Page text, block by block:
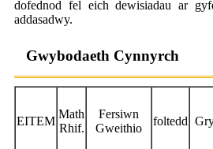
dofednod fel eich dewisiadau ar
addasadwy.
Gwybodaeth Cynnyrch
EITEM
Math
Rhif.
Fersiwn
Gweithio
foltedd